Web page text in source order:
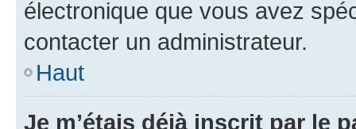
électronique que vous avez
contacter un administrateur.
Haut
Je m’étais déjà inscrit par le